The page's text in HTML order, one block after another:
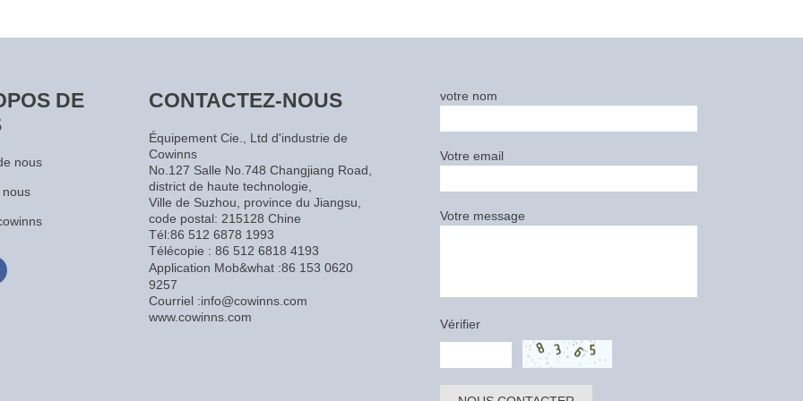
DE
nous
CONTACTEZ-NOUS
Équipement Cie., Ltd d'industrie de
Cowinns
No.127 Salle No.748 Changjiang Road,
district de haute technologie,
Ville de Suzhou, province du Jiangsu,
code postal: 215128 Chine
Tél:86 512 6878 1993
Télécopie : 86 512 6818 4193
Application Mob&what :86 153 0620
9257
Courriel :info@cowinns.com
www.cowinns.com
votre nom
Votre email
Votre message
Vérifier